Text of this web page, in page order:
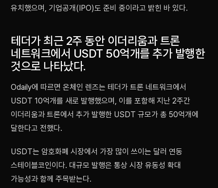
유치했으며, 기업공개(IPO)도 준비 중이라고 밝힌 바 있다.
테더가 최근 2주 동안 이더리움과 트론
네트워크에서 USDT 50억개를 추가 발행한
것으로 나타났다.
Odaily에 따르면 온체인 렌즈는 테더가 트론 네트워크에서
USDT 10억개를 새로 발행했으며, 이를 포함해 지난 2주간
이더리움과 트론에서 추가 발행한 USDT 규모가 총 50억개에
달한다고 전했다.
USDT는 암호화폐 시장에서 가장 많이 쓰이는 달러 연동
스테이블코인이다. 대규모 발행은 통상 시장 유동성 확대
가능성과 함께 주목받는다.